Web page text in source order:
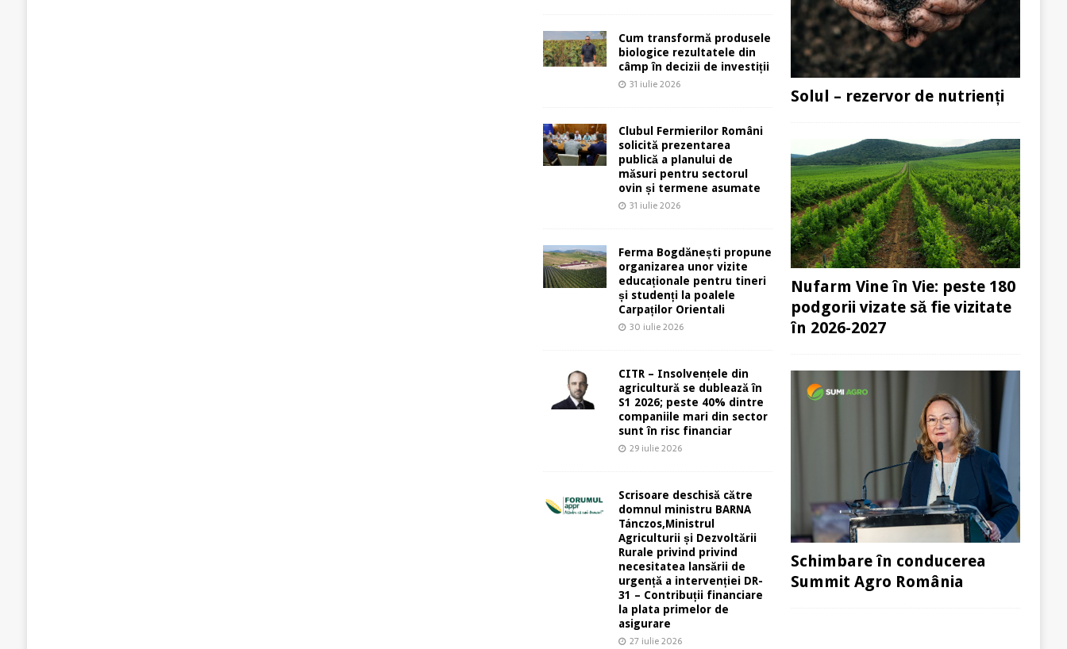
Cum transformă produsele
biologice rezultatele din
câmp în decizii de investiții
31 iulie 2026
Clubul Fermierilor Români
solicită prezentarea
publică a planului de
măsuri pentru sectorul
ovin și termene asumate
31 iulie 2026
Ferma Bogdănești propune
organizarea unor vizite
educaționale pentru tineri
și studenți la poalele
Carpaților Orientali
30 iulie 2026
CITR – Insolvențele din
agricultură se dublează în
S1 2026; peste 40% dintre
companiile mari din sector
sunt în risc financiar
29 iulie 2026
Scrisoare deschisă către
domnul ministru BARNA
Tánczos,Ministrul
Agriculturii și Dezvoltării
Rurale privind privind
necesitatea lansării de
urgență a intervenției DR-
31 – Contribuții financiare
la plata primelor de
asigurare
27 iulie 2026
Solul – rezervor de nutrienți
Nufarm Vine în Vie: peste 180
podgorii vizate să fie vizitate
în 2026-2027
Schimbare în conducerea
Summit Agro România